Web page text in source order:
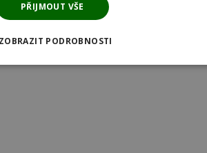
PŘIJMOUT VŠE
ZOBRAZIT PODROBNOSTI
COOKIES MARKETINGOVÉ